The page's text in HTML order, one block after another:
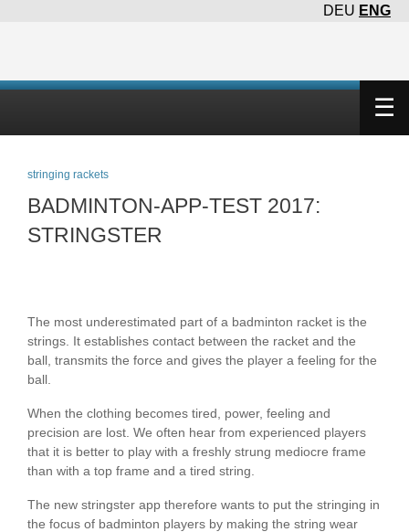
DEU ENG
☰
stringing rackets
BADMINTON-APP-TEST 2017:
STRINGSTER
The most underestimated part of a badminton racket is the
strings. It establishes contact between the racket and the
ball, transmits the force and gives the player a feeling for the
ball.
When the clothing becomes tired, power, feeling and
precision are lost. We often hear from experienced players
that it is better to play with a freshly strung mediocre frame
than with a top frame and a tired string.
The new stringster app therefore wants to put the stringing in
the focus of badminton players by making the string wear